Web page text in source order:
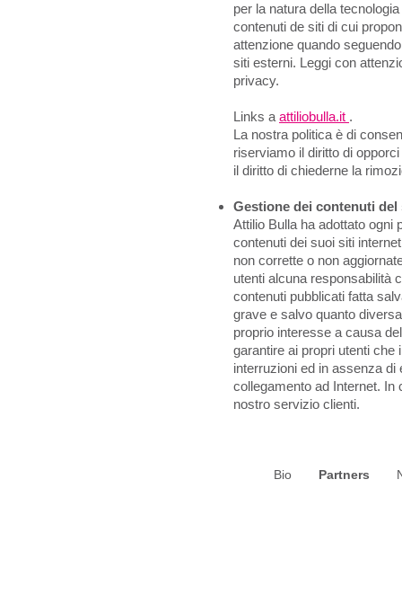
per la natura della
contenuti de siti di cui
attenzione quando
siti esterni. Leggi con
privacy.
Links a attiliobulla.it .
La nostra politica è di
riserviamo il diritto di
il diritto di chiederne la
Gestione dei contenuti del
Attilio Bulla ha adottato ogni
contenuti dei suoi siti
non corrette o non
utenti alcuna responsabilità
contenuti pubblicati fatta
grave e salvo quanto
proprio interesse a causa
garantire ai propri utenti che
interruzioni ed in assenza
collegamento ad Internet. In
nostro servizio clienti.
Bio Partners